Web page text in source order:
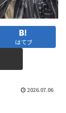
はてブ
2026.07.06